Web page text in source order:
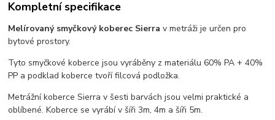
Kompletní specifikace
Melírovaný smyčkový koberec Sierra v metráži je určen pro
bytové prostory.
Tyto smyčkové koberce jsou vyráběny z materiálu 60% PA + 40%
PP a podklad koberce tvoří filcová podložka.
Metrážní koberce Sierra v šesti barvách jsou velmi praktické a
oblíbené. Koberce se vyrábí v šíři 3m, 4m a šíři 5m.